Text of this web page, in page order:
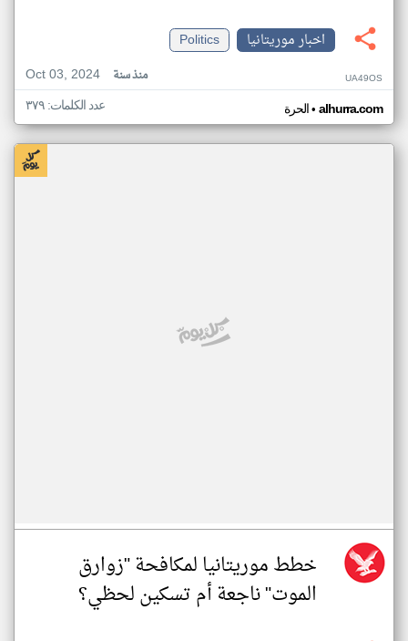
اخبار موريتانيا
Politics
Oct 03, 2024
منذ سنة UA49OS
الحرة• alhurra.com عدد الكلمات: ٣٧٩
خطط موريتانيا لمكافحة "زوارق
الموت" ناجعة أم تسكين لحظي؟